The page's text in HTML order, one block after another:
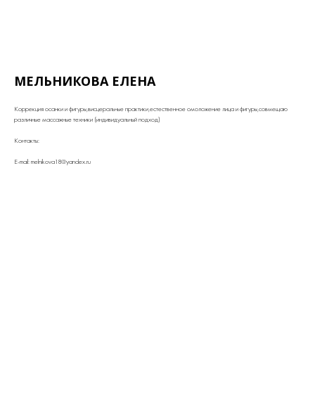
МЕЛЬНИКОВА ЕЛЕНА
Коррекция осанки и фигуры,висцеральные практики,естественное омоложение лица и фигуры,совмещаю
различные массажные техники (индивидуальный подход)
Контакты:
E-mail: melnikova18@yandex.ru